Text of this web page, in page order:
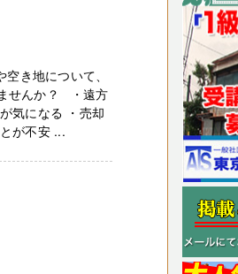
き地について、
せんか？ ・遠方
気になる ・売却
が不安 ...